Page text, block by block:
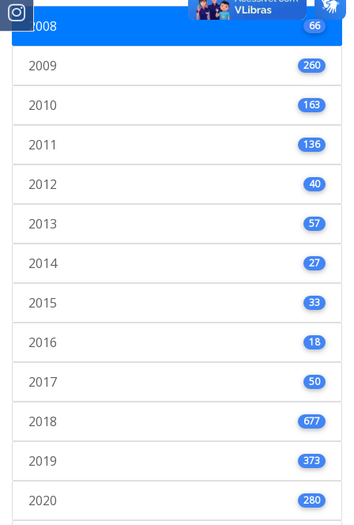
2008 66
2009 260
2010 163
2011 136
2012 40
2013 57
2014 27
2015 33
2016 18
2017 50
2018 677
2019 373
2020 280